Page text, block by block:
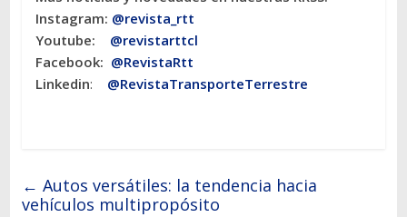
Instagram: @revista_rtt
Youtube: @revistarttcl
Facebook: @RevistaRtt
Linkedin: @RevistaTransporteTerrestre
← Autos versátiles: la tendencia hacia
vehículos multipropósito